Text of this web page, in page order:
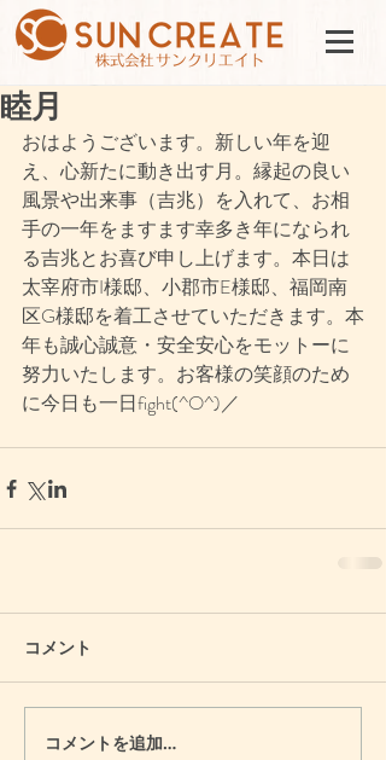
睦月
おはようございます。新しい年を迎
え、心新たに動き出す月。縁起の良い
風景や出来事（吉兆）を入れて、お相
手の一年をますます幸多き年になられ
る吉兆とお喜び申し上げます。本日は
太宰府市I様邸、小郡市E様邸、福岡南
区G様邸を着工させていただきます。本
年も誠心誠意・安全安心をモットーに
努力いたします。お客様の笑顔のため
に今日も一日fight(^O^)／
コメント
コメントを追加…